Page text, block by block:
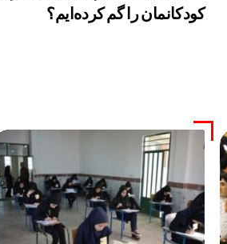
کودکانمان را گم کرده‌ایم؟